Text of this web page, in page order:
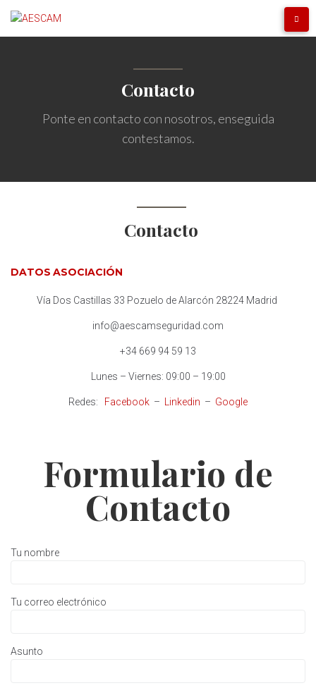
Contacto
Ponte en contacto con nosotros, enseguida
contestamos.
Contacto
DATOS ASOCIACIÓN
Vía Dos Castillas 33 Pozuelo de Alarcón 28224 Madrid
info@aescamseguridad.com
+34 669 94 59 13
Lunes – Viernes: 09:00 – 19:00
Redes: Facebook – Linkedin – Google
Formulario de
Contacto
Tu nombre
Tu correo electrónico
Asunto